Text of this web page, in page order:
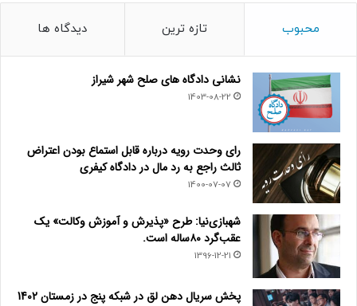
محبوب تازه ترین دیدگاه ها
نشانی دادگاه های صلح شهر شیراز
1403-08-22
رای وحدت رویه درباره قابل استماع بودن اعتراض
ثالث راجع به رد مال در دادگاه کیفری
1400-07-07
شهبازی‌نیا: طرح «پذیرش و آموزش وکالت» یک
عقب‌گرد ۸۰ساله است.
1396-12-21
پخش سریال دهن لق در شبکه پنج در زمستان 1402